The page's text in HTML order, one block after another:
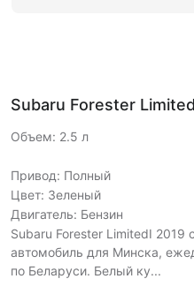
Subaru Forester
Объем: 2.5 л
Привод: Полный
Цвет: Зеленый
Двигатель: Бензин
Subaru Forester LimitedI 2019
автомобиль для Минска,
по Беларуси. Белый ку...